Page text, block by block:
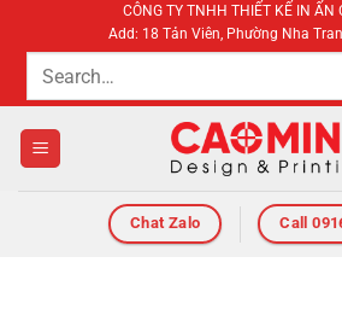
dung
CÔNG TY TNHH THIẾT KẾ IN ẤN
Add: 18 Tản Viên, Phường Nha
Chat Zalo Call